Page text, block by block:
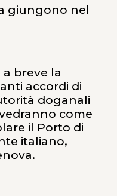
giungono nel
breve la
accordi di
doganali
come
il Porto di
italiano,